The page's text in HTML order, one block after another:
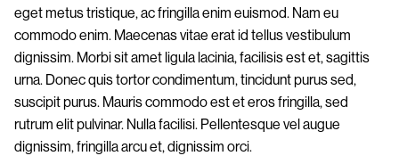
eget metus tristique, ac fringilla enim euismod. Nam eu
commodo enim. Maecenas vitae erat id tellus vestibulum
dignissim. Morbi sit amet ligula lacinia, facilisis est et, sagittis
urna. Donec quis tortor condimentum, tincidunt purus sed,
suscipit purus. Mauris commodo est et eros fringilla, sed
rutrum elit pulvinar. Nulla facilisi. Pellentesque vel augue
dignissim, fringilla arcu et, dignissim orci.